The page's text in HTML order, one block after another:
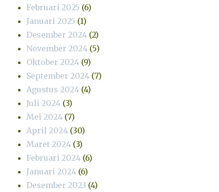
Februari 2025 (6)
Januari 2025 (1)
Desember 2024 (2)
November 2024 (5)
Oktober 2024 (9)
September 2024 (7)
Agustus 2024 (4)
Juli 2024 (3)
Mei 2024 (7)
April 2024 (30)
Maret 2024 (3)
Februari 2024 (6)
Januari 2024 (6)
Desember 2023 (4)